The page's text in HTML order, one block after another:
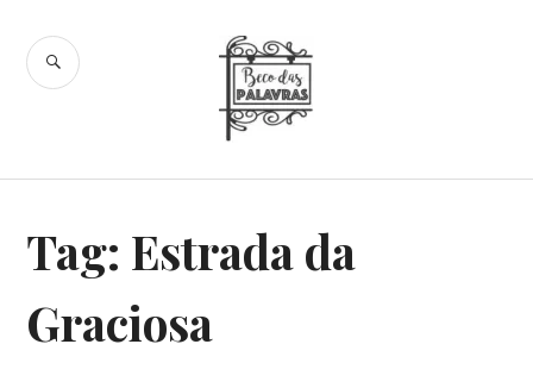
content
Beco das
Palavras
SEARCH
Tag: Estrada da
Graciosa